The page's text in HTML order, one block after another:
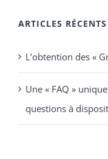
ARTICLES RÉCENTS
L’obtention des «
Une « FAQ »
questions à